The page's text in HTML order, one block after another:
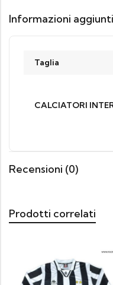
Informazioni
Taglia
CALCIATORI
Recensioni (0)
Prodotti correlati